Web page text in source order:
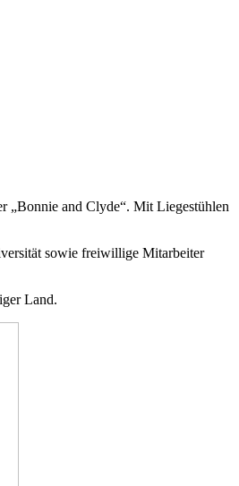
„Bonnie and Clyde“. Mit Liegestühlen
sowie freiwillige Mitarbeiter
Land.